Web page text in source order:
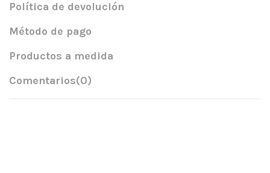
Política de devolución
Método de pago
Productos a medida
Comentarios(0)